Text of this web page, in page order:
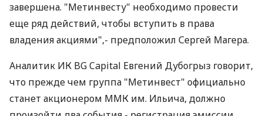
завершена. "Метинвесту" необходимо провести
еще ряд действий, чтобы вступить в права
владения акциями",- предположил Сергей Магера.
Аналитик ИК BG Capital Евгений Дубогрыз говорит,
что прежде чем группа "Метинвест" официально
станет акционером ММК им. Ильича, должно